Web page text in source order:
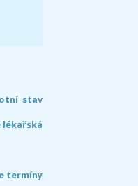
stav
termíny